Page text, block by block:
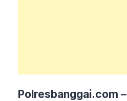
Polresbanggai.com –